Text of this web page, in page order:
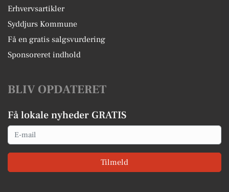
Erhvervsartikler
Syddjurs Kommune
Få en gratis salgsvurdering
Sponsoreret indhold
BLIV OPDATERET
Få lokale nyheder GRATIS
Email
Tilmeld